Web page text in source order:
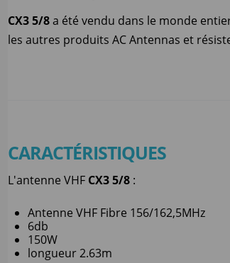
CX3 5/8a été vendu dans le monde
les autres produits AC Antennas et
CARACTÉRISTIQUES
L'antenne VHFCX3 5/8:
Antenne VHF Fibre 156/162,5MHz
6db
150W
longueur 2.63m